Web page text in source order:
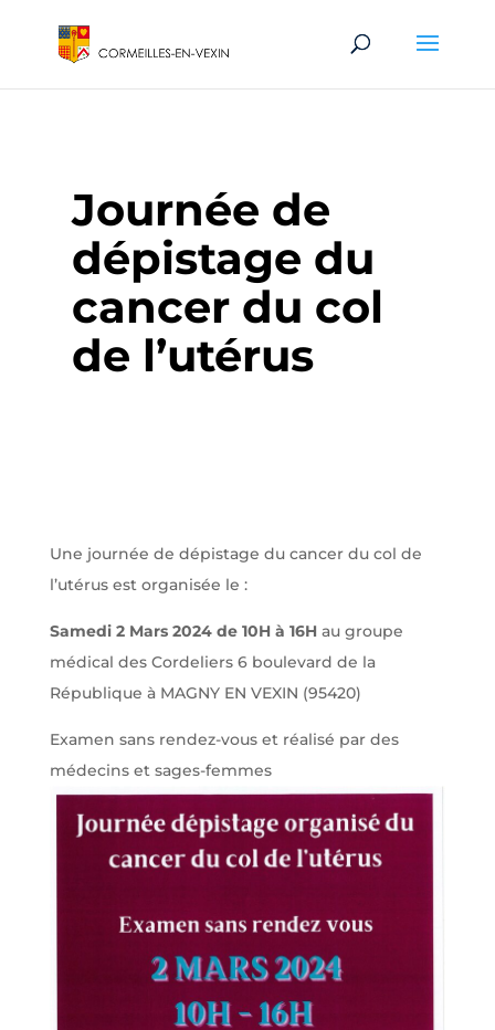
Journée de
dépistage du
cancer du col
de l’utérus
Une journée de dépistage du cancer du col de
l’utérus est organisée le :
Samedi 2 Mars 2024 de 10H à 16Hau groupe
médical des Cordeliers 6 boulevard de la
République à MAGNY EN VEXIN (95420)
Examen sans rendez-vous et réalisé par des
médecins et sages-femmes